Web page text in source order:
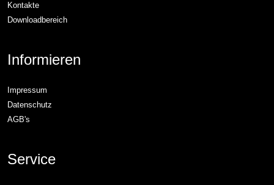
Kontakte
Downloadbereich
Informieren
Impressum
Datenschutz
AGB's
Service